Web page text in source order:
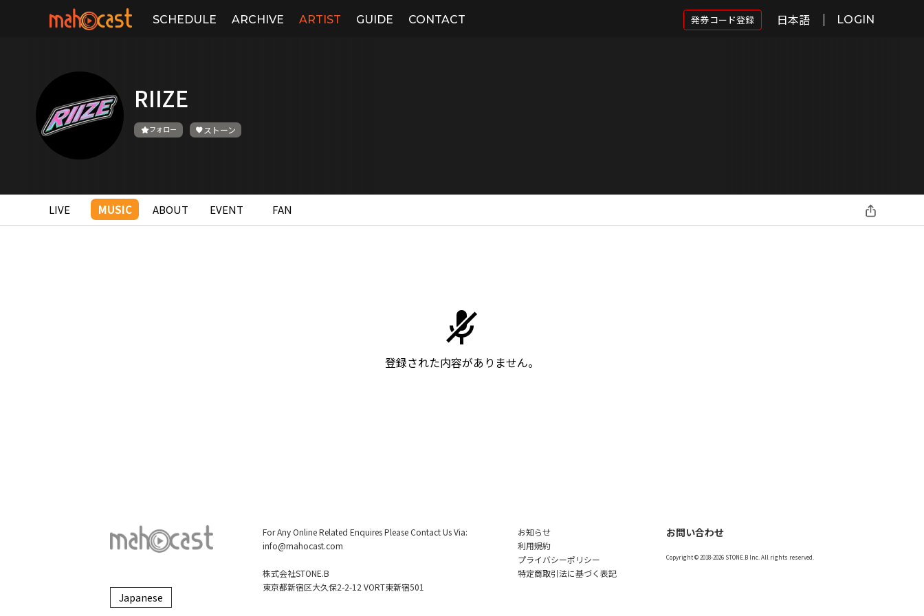
SCHEDULE ARCHIVE ARTIST GUIDE CONTACT 発券コード登録 日本語 LOGIN
RIIZE
フォロー ストーン
LIVE MUSIC ABOUT EVENT FAN
登録された内容がありません。
For Any Online Related Enquires Please Contact Us Via:
info@mahocast.com
株式会社STONE.B
東京都新宿区大久保2-2-12 VORT東新宿501
お知らせ
利用規約
プライバシーポリシー
特定商取引法に基づく表記
お問い合わせ
Copyright © 2018-2026 STONE.B Inc. All rights reserved.